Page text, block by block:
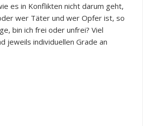
es in Konflikten nicht darum geht,
wer Täter und wer Opfer ist, so
bin ich frei oder unfrei? Viel
jeweils individuellen Grade an